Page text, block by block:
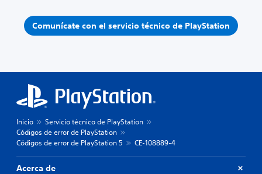
Comunícate con el servicio técnico de PlayStation
Inicio
Servicio técnico de PlayStation
Códigos de error de PlayStation
Códigos de error de PlayStation 5
CE-108889-4
Acerca de